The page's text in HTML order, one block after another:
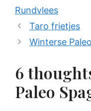
Rundvlees
Taro frietjes
Winterse
6
Paleo